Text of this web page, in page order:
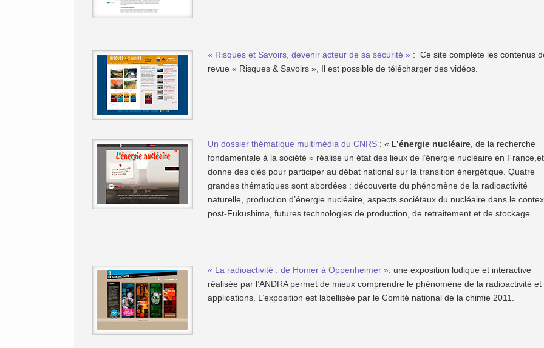
« Risques et Savoirs, devenir acteur de sa sécurité » : Ce site complète les contenus
revue « Risques & Savoirs », Il est possible de télécharger des vidéos.
Un dossier thématique multimédia du CNRS : « L’énergie nucléaire , de la recherche
fondamentale à la société » réalise un état des lieux de l’énergie nucléaire en France,et
donne des clés pour participer au débat national sur la transition énergétique. Quatre
grandes thématiques sont abordées : découverte du phénomène de la radioactivité
naturelle, production d’énergie nucléaire, aspects sociétaux du nucléaire dans le
post-Fukushima, futures technologies de production, de retraitement et de stockage.
« La radioactivité : de Homer à Oppenheimer »: une exposition ludique et interactive
réalisée par l’ANDRA permet de mieux comprendre le phénomène de la radioactivité et
applications. L’exposition est labellisée par le Comité national de la chimie 2011.